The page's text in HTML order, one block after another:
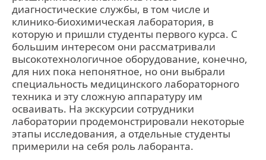
диагностические службы, в том числе и
клинико-биохимическая лаборатория, в
которую и пришли студенты первого курса. С
большим интересом они рассматривали
высокотехнологичное оборудование, конечно,
для них пока непонятное, но они выбрали
специальность медицинского лабораторного
техника и эту сложную аппаратуру им
осваивать. На экскурсии сотрудники
лаборатории продемонстрировали некоторые
этапы исследования, а отдельные студенты
примерили на себя роль лаборанта.